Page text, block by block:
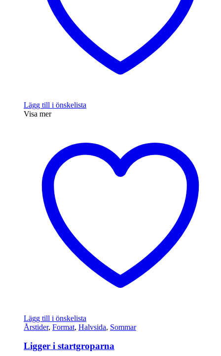
Lägg till i önskelista
Visa mer
Lägg till i önskelista
Årstider, Format, Halvsida, Sommar
Ligger i startgroparna